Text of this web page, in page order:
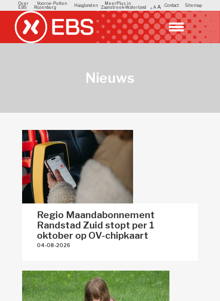
Over
EBS
Voorne-Putten
Rozenburg
Haaglanden
MeerPlus in
Zaanstreek-Waterland
A A A Contact Sitemap
Nieuws
Regio Maandabonnement
Randstad Zuid stopt per 1
oktober op OV-chipkaart
04-08-2026